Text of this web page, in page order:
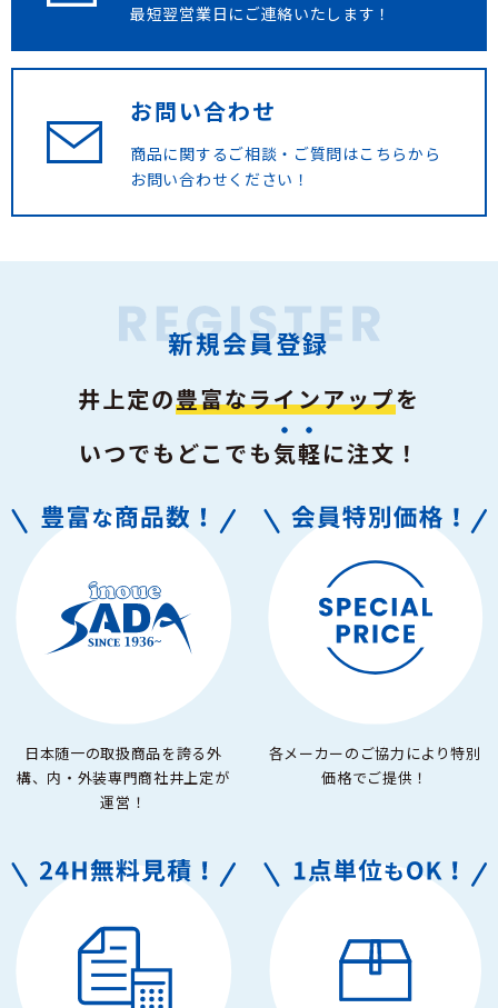
最短翌営業日にご連絡いたします！
お問い合わせ
商品に関するご相談・ご質問はこちらから
お問い合わせください！
新規会員登録
井上定の豊富なラインアップを
いつでもどこでも気軽に注文！
日本随一の取扱商品を誇る外
構、内・外装専門商社井上定が
運営！
各メーカーのご協力により特別
価格でご提供！